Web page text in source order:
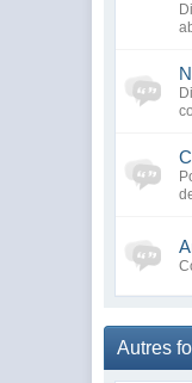
Autres